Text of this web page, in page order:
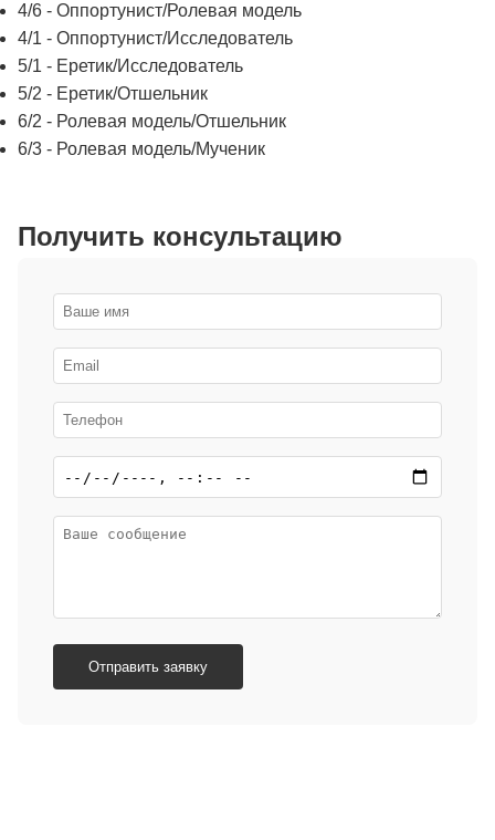
4/6 - Оппортунист/Ролевая модель
4/1 - Оппортунист/Исследователь
5/1 - Еретик/Исследователь
5/2 - Еретик/Отшельник
6/2 - Ролевая модель/Отшельник
6/3 - Ролевая модель/Мученик
Получить консультацию
Отправить заявку